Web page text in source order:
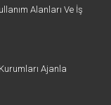
Alanları Ve İş
Ajanla